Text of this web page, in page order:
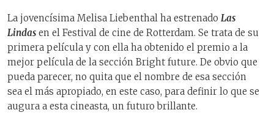
La jovencísima Melisa Liebenthal ha estrenado Las
Lindas en el Festival de cine de Rotterdam. Se trata de su
primera película y con ella ha obtenido el premio a la
mejor película de la sección Bright future. De obvio que
pueda parecer, no quita que el nombre de esa sección
sea el más apropiado, en este caso, para definir lo que se
augura a esta cineasta, un futuro brillante.